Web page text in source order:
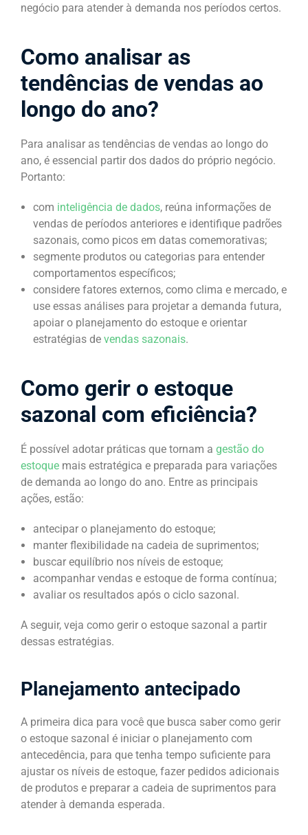
negócio para atender à demanda nos períodos certos.
Como analisar as
tendências de vendas ao
longo do ano?
Para analisar as tendências de vendas ao longo do
ano, é essencial partir dos dados do próprio negócio.
Portanto:
com inteligência de dados, reúna informações de
vendas de períodos anteriores e identifique padrões
sazonais, como picos em datas comemorativas;
segmente produtos ou categorias para entender
comportamentos específicos;
considere fatores externos, como clima e mercado, e
use essas análises para projetar a demanda futura,
apoiar o planejamento do estoque e orientar
estratégias de vendas sazonais.
Como gerir o estoque
sazonal com eficiência?
É possível adotar práticas que tornam a gestão do
estoque mais estratégica e preparada para variações
de demanda ao longo do ano. Entre as principais
ações, estão:
antecipar o planejamento do estoque;
manter flexibilidade na cadeia de suprimentos;
buscar equilíbrio nos níveis de estoque;
acompanhar vendas e estoque de forma contínua;
avaliar os resultados após o ciclo sazonal.
A seguir, veja como gerir o estoque sazonal a partir
dessas estratégias.
Planejamento antecipado
A primeira dica para você que busca saber como gerir
o estoque sazonal é iniciar o planejamento com
antecedência, para que tenha tempo suficiente para
ajustar os níveis de estoque, fazer pedidos adicionais
de produtos e preparar a cadeia de suprimentos para
atender à demanda esperada.